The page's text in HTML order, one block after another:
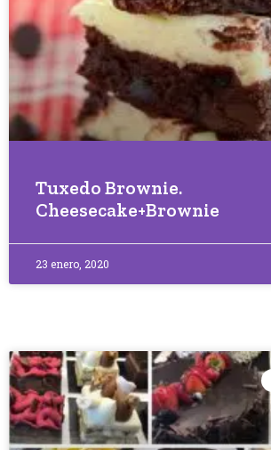
Tuxedo Brownie.
Cheesecake+Brownie
23 enero, 2020